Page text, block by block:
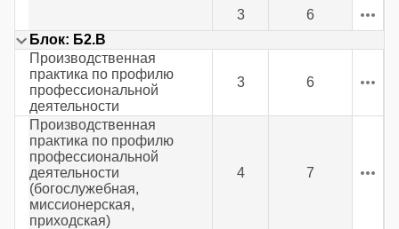
3
6
Блок: Б2.В
Производственная
практика по профилю
профессиональной
деятельности
3 6
Производственная
практика по профилю
профессиональной
деятельности
(богослужебная,
миссионерская,
приходская)
4 7